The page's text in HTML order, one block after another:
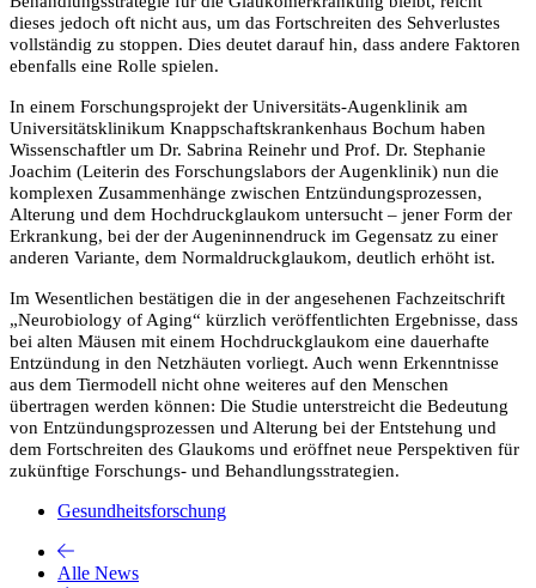
dieses jedoch oft nicht aus, um das Fortschreiten des Sehverlustes
vollständig zu stoppen. Dies deutet darauf hin, dass andere Faktoren
ebenfalls eine Rolle spielen.
In einem Forschungsprojekt der Universitäts-Augenklinik am
Universitätsklinikum Knappschaftskrankenhaus Bochum haben
Wissenschaftler um Dr. Sabrina Reinehr und Prof. Dr. Stephanie
Joachim (Leiterin des Forschungslabors der Augenklinik) nun die
komplexen Zusammenhänge zwischen Entzündungsprozessen,
Alterung und dem Hochdruckglaukom untersucht – jener Form der
Erkrankung, bei der der Augeninnendruck im Gegensatz zu einer
anderen Variante, dem Normaldruckglaukom, deutlich erhöht ist.
Im Wesentlichen bestätigen die in der angesehenen Fachzeitschrift
„Neurobiology of Aging“ kürzlich veröffentlichten Ergebnisse, dass
bei alten Mäusen mit einem Hochdruckglaukom eine dauerhafte
Entzündung in den Netzhäuten vorliegt. Auch wenn Erkenntnisse
aus dem Tiermodell nicht ohne weiteres auf den Menschen
übertragen werden können: Die Studie unterstreicht die Bedeutung
von Entzündungsprozessen und Alterung bei der Entstehung und
dem Fortschreiten des Glaukoms und eröffnet neue Perspektiven für
zukünftige Forschungs- und Behandlungsstrategien.
Gesundheitsforschung
Alle News